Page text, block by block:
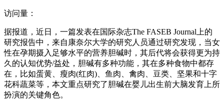
访问量：
据报道，近日，一篇发表在国际杂志The FASEB Journal上的
研究报告中，来自康奈尔大学的研究人员通过研究发现，当女
性在孕期摄入足够水平的营养胆碱时，其后代将会获得更为持
久的认知优势/益处，胆碱有多种功能，其在多种食物中都存
在，比如蛋黄、瘦肉(红肉)、鱼肉、禽肉、豆类、坚果和十字
花科蔬菜等，本文重点研究了胆碱在婴儿出生前大脑发育上所
扮演的关键角色。